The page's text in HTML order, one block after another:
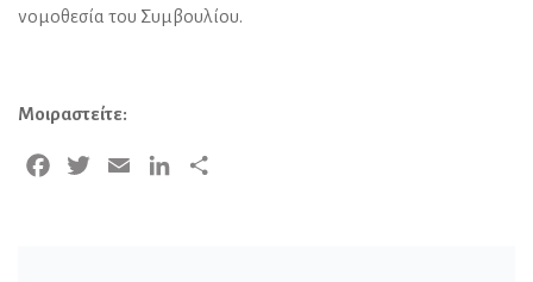
νομοθεσία του Συμβουλίου.
Μοιραστείτε:
Facebook
Twitter Email LinkedIn